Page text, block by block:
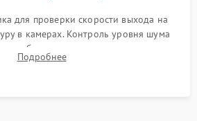
для проверки скорости выхода на
в камерах. Контроль уровня шума
обмерзания стенок и корректного
автоматической оттайки.
Подробнее